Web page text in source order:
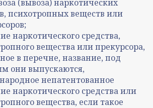
(вывоза) наркотических
психотропных веществ или
наркотического средства,
вещества или прекурсора,
в перечне, название, под
они выпускаются,
непатентованное
наркотического средства или
вещества, если такое